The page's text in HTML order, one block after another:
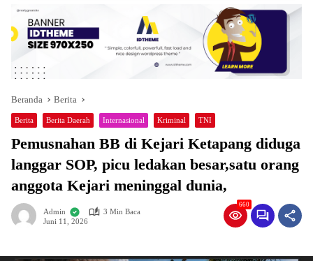
Beranda Berita
Berita Berita Daerah Internasional Kriminal TNI
Pemusnahan BB di Kejari Ketapang diduga
langgar SOP, picu ledakan besar,satu orang
anggota Kejari meninggal dunia,
Admin
3 Min Baca
Juni 11, 2026
660